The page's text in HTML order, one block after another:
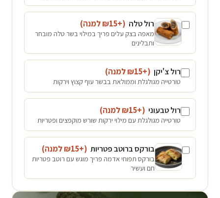
רול טלה (+₪
15 למנה)
מאפה בצק עלים פריך במילוי בשר טלה מובחר
ותבלינים
רול צ'יקן (+₪
15 למנה)
טורטייה מגולגלת וממולאת בבשר עוף קצוץ וירקות
רול טבעוני (+₪
15 למנה)
טורטייה מגולגלת עם מילוי ירקות שורש מוקפצים ופטריות
בורקס ברוטב פטריות (+₪
15 למנה)
בורקס תפוחי אדמה פריך מוגש עם רוטב פטריות
חם ועשיר